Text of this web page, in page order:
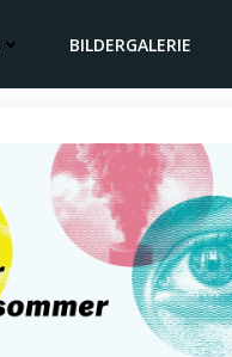
BILDERGALERIE